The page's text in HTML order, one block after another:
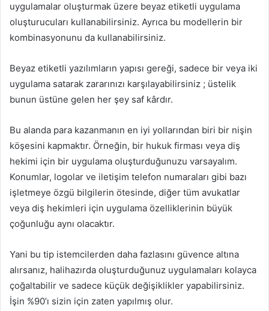
uygulamalar oluşturmak üzere beyaz etiketli uygulama
oluşturucuları kullanabilirsiniz. Ayrıca bu modellerin bir
kombinasyonunu da kullanabilirsiniz.
Beyaz etiketli yazılımların yapısı gereği, sadece bir veya iki
uygulama satarak zararınızı karşılayabilirsiniz ; üstelik
bunun üstüne gelen her şey saf kârdır.
Bu alanda para kazanmanın en iyi yollarından biri bir nişin
köşesini kapmaktır. Örneğin, bir hukuk firması veya diş
hekimi için bir uygulama oluşturduğunuzu varsayalım.
Konumlar, logolar ve iletişim telefon numaraları gibi bazı
işletmeye özgü bilgilerin ötesinde, diğer tüm avukatlar
veya diş hekimleri için uygulama özelliklerinin büyük
çoğunluğu aynı olacaktır.
Yani bu tip istemcilerden daha fazlasını güvence altına
alırsanız, halihazırda oluşturduğunuz uygulamaları kolayca
çoğaltabilir ve sadece küçük değişiklikler yapabilirsiniz.
İşin %90’ı sizin için zaten yapılmış olur.